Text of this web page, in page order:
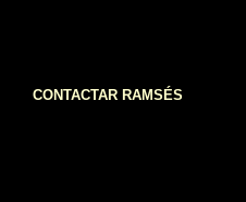
CONTACTAR RAMSÉS